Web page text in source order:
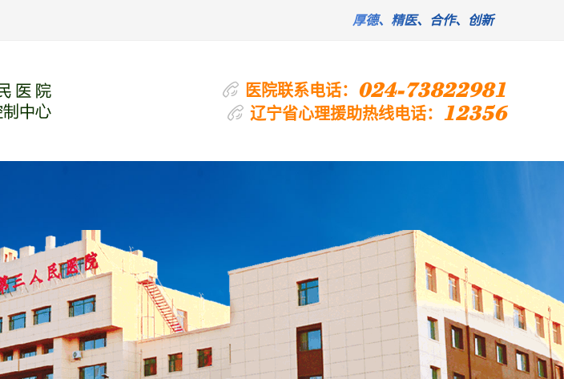
厚德、精医、合作、创新
医院联系电话： 024-73822981
辽宁省心理援助热线电话： 12356